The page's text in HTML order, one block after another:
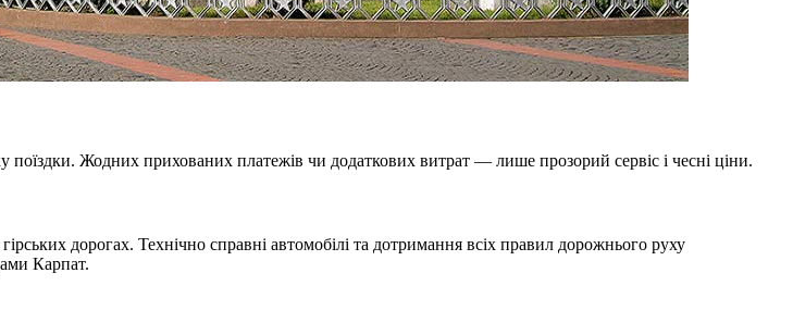
поїздки. Жодних прихованих платежів чи додаткових витрат — лише прозорий сервіс і чесні ціни.
дорогах. Технічно справні автомобілі та дотримання всіх правил дорожнього руху
Карпат.